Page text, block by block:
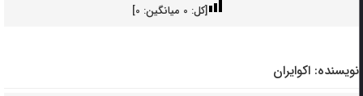
[کل: 0میانگین: 0
]
نویسنده: اکوایران